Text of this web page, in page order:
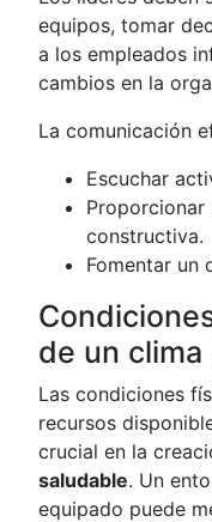
equipos, tomar
a los empleados
cambios en la
La comunicación
Escuchar
constructiva.
Fomentar un
de un
Las condiciones
recursos
crucial en la
saludable. Un
equipado puede